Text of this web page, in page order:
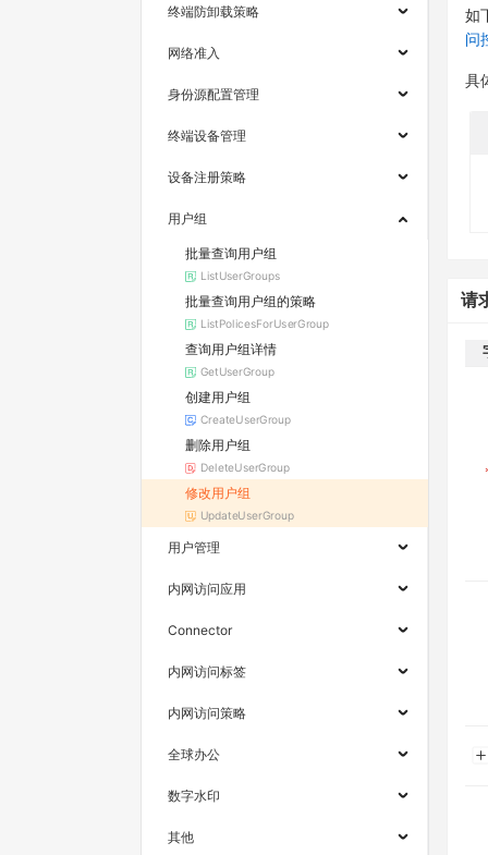
终端防卸载策略
网络准入
身份源配置管理
终端设备管理
设备注册策略
用户组
批量查询用户组
ListUserGroups
批量查询用户组的策略
ListPolicesForUserGroup
查询用户组详情
GetUserGroup
创建用户组
CreateUserGroup
删除用户组
DeleteUserGroup
修改用户组
UpdateUserGroup
用户管理
内网访问应用
Connector
内网访问标签
内网访问策略
全球办公
数字水印
其他
如
问
具
请